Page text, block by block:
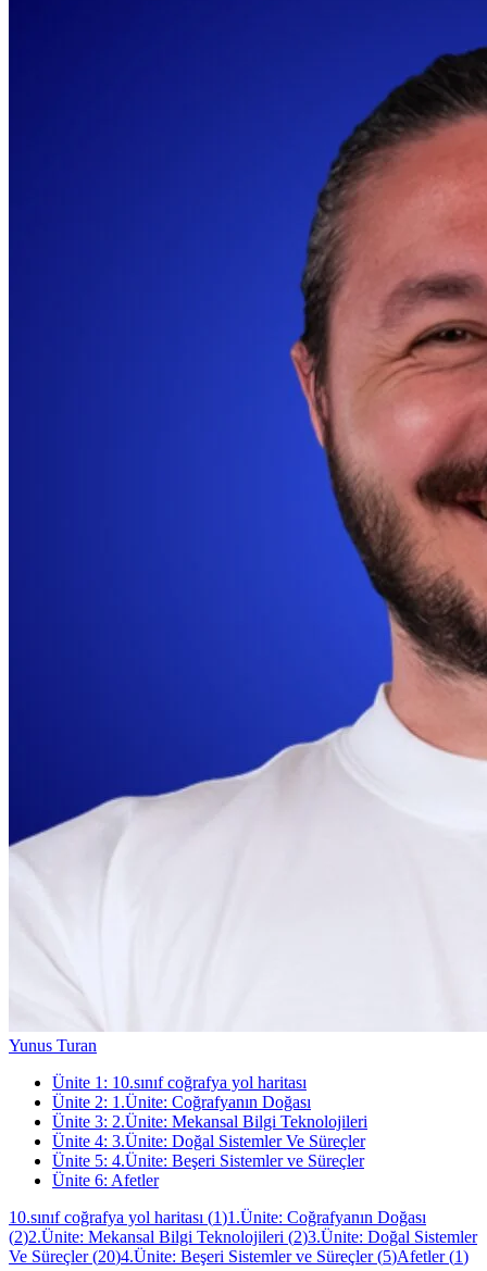
Yunus Turan
Ünite 1 : 10.sınıf coğrafya yol haritası
Ünite 2: 1.Ünite: Coğrafyanın Doğası
Ünite 3: 2.Ünite: Mekansal Bilgi Teknolojileri
Ünite 4: 3.Ünite: Doğal Sistemler Ve Süreçler
Ünite 5: 4.Ünite: Beşeri Sistemler ve Süreçler
Ünite 6: Afetler
10.sınıf coğrafya yol haritası (1)1.Ünite: Coğrafyanın Doğası
(2)2.Ünite: Mekansal Bilgi Teknolojileri (2)3.Ünite: Doğal Sistemler
Ve Süreçler(20)4.Ünite: Beşeri Sistemler ve Süreçler(5)Afetler(1)